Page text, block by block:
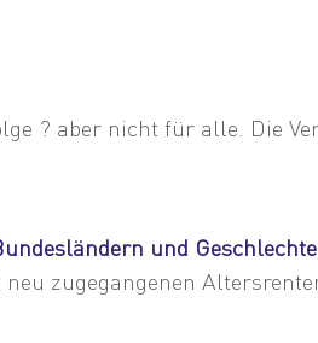
? aber nicht für alle. Die
und
zugegangenen